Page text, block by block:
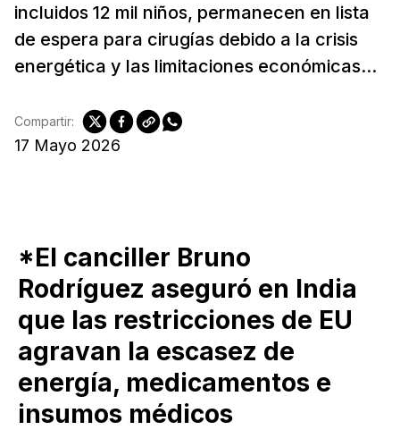
incluidos 12 mil niños, permanecen en lista
de espera para cirugías debido a la crisis
energética y las limitaciones económicas...
17 Mayo 2026
Compartir:
*El canciller Bruno
Rodríguez aseguró en India
que las restricciones de EU
agravan la escasez de
energía, medicamentos e
insumos médicos